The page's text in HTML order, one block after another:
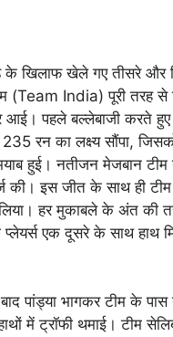
के खिलाफ खेले गए तीसरे और
(Team India) पूरी तरह से
आई। पहले बल्लेबाजी करते
रन का लक्ष्य सौंपा,
हुई। नतीजन मेजबान
की। इस जीत के साथ ही
हर मुकाबले के अंत की
प्लेयर्स एक दूसरे के साथ हाथ
पांड्या भागकर टीम के
में ट्रॉफी थमाई। टीम